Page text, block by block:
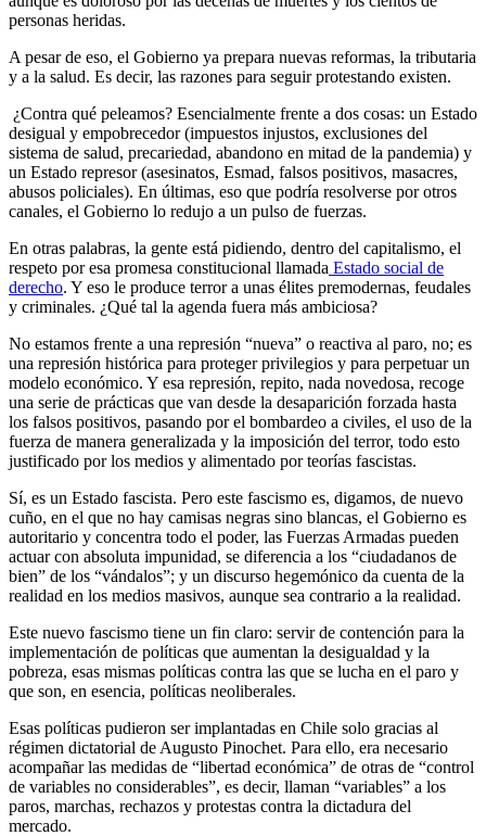
personas heridas.
A pesar de eso, el Gobierno ya prepara nuevas reformas, la tributaria
y a la salud. Es decir, las razones para seguir protestando existen.
¿Contra qué peleamos? Esencialmente frente a dos cosas: un Estado
desigual y empobrecedor (impuestos injustos, exclusiones del
sistema de salud, precariedad, abandono en mitad de la pandemia) y
un Estado represor (asesinatos, Esmad, falsos positivos, masacres,
abusos policiales). En últimas, eso que podría resolverse por otros
canales, el Gobierno lo redujo a un pulso de fuerzas.
En otras palabras, la gente está pidiendo, dentro del capitalismo, el
respeto por esa promesa constitucional llamada Estado social de
derecho. Y eso le produce terror a unas élites premodernas, feudales
y criminales. ¿Qué tal la agenda fuera más ambiciosa?
No estamos frente a una represión “nueva” o reactiva al paro, no; es
una represión histórica para proteger privilegios y para perpetuar un
modelo económico. Y esa represión, repito, nada novedosa, recoge
una serie de prácticas que van desde la desaparición forzada hasta
los falsos positivos, pasando por el bombardeo a civiles, el uso de la
fuerza de manera generalizada y la imposición del terror, todo esto
justificado por los medios y alimentado por teorías fascistas.
Sí, es un Estado fascista. Pero este fascismo es, digamos, de nuevo
cuño, en el que no hay camisas negras sino blancas, el Gobierno es
autoritario y concentra todo el poder, las Fuerzas Armadas pueden
actuar con absoluta impunidad, se diferencia a los “ciudadanos de
bien” de los “vándalos”; y un discurso hegemónico da cuenta de la
realidad en los medios masivos, aunque sea contrario a la realidad.
Este nuevo fascismo tiene un fin claro: servir de contención para la
implementación de políticas que aumentan la desigualdad y la
pobreza, esas mismas políticas contra las que se lucha en el paro y
que son, en esencia, políticas neoliberales.
Esas políticas pudieron ser implantadas en Chile solo gracias al
régimen dictatorial de Augusto Pinochet. Para ello, era necesario
acompañar las medidas de “libertad económica” de otras de “control
de variables no considerables”, es decir, llaman “variables” a los
paros, marchas, rechazos y protestas contra la dictadura del
mercado.